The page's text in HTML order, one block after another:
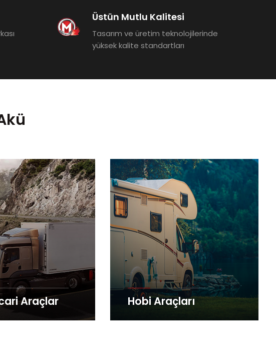
Üstün Mutlu Kalitesi
Tasarım ve üretim teknolojilerinde
yüksek kalite standartları
Araçlar Hobi Araçları